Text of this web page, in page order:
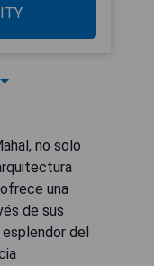
no solo
una
de sus
del